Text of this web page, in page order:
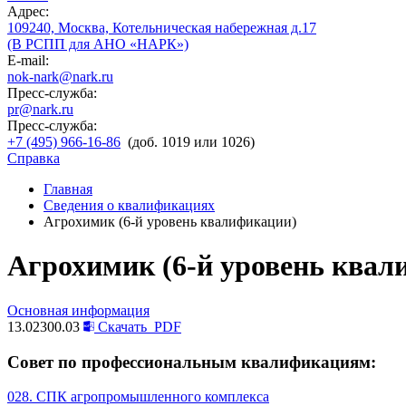
Адрес:
109240, Москва, Котельническая набережная д.17
(В РСПП для АНО «НАРК»)
E-mail:
nok-nark@nark.ru
Пресс-служба:
pr@nark.ru
Пресс-служба:
+7 (495) 966-16-86 (доб. 1019 или 1026)
Справка
Главная
Сведения о квалификациях
Агрохимик (6-й уровень квалификации)
Агрохимик (6-й уровень
Основная информация
13.02300.03
Скачать PDF
Совет по профессиональным квалификациям:
028. СПК агропромышленного комплекса